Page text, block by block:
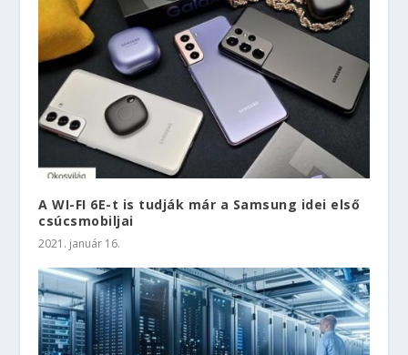
A WI-FI 6E-t is tudják már a Samsung idei első
csúcsmobiljai
2021. január 16.